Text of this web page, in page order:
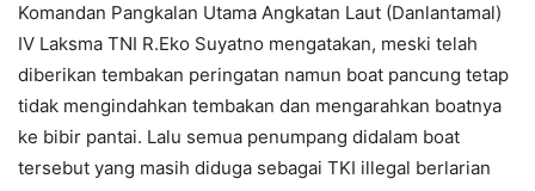
Komandan Pangkalan Utama Angkatan Laut (Danlantamal)
IV Laksma TNI R.Eko Suyatno mengatakan, meski telah
diberikan tembakan peringatan namun boat pancung tetap
tidak mengindahkan tembakan dan mengarahkan boatnya
ke bibir pantai. Lalu semua penumpang didalam boat
tersebut yang masih diduga sebagai TKI illegal berlarian